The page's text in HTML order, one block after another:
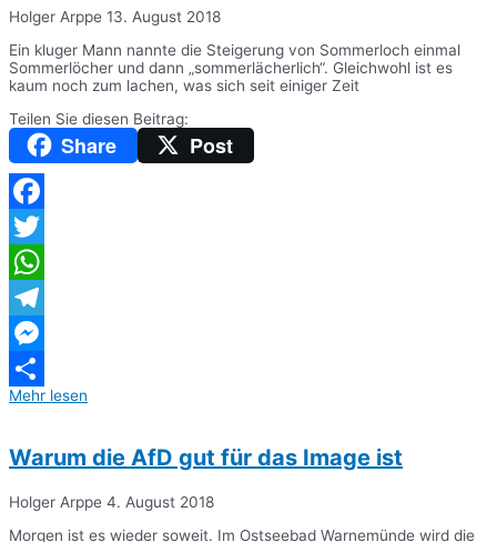
Holger Arppe 13. August 2018
Ein kluger Mann nannte die Steigerung von Sommerloch einmal
Sommerlöcher und dann „sommerlächerlich“. Gleichwohl ist es
kaum noch zum lachen, was sich seit einiger Zeit
Teilen Sie diesen Beitrag:
Share Post
Facebook
Twitter
WhatsApp
Telegram
Messenger
Teilen
Mehr lesen
Warum die AfD gut für das Image ist
Holger Arppe 4. August 2018
Morgen ist es wieder soweit. Im Ostseebad Warnemünde wird die